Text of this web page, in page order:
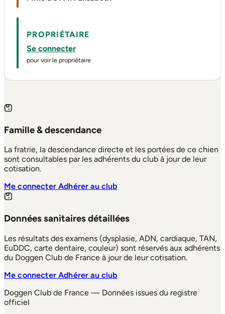
PROPRIÉTAIRE
Se connecter
pour voir le propriétaire
Famille & descendance
La fratrie, la descendance directe et les portées de ce chien
sont consultables par les adhérents du club à jour de leur
cotisation.
Me connecterAdhérer au club
Données sanitaires détaillées
Les résultats des examens (dysplasie, ADN, cardiaque, TAN,
EuDDC, carte dentaire, couleur) sont réservés aux adhérents
du Doggen Club de France à jour de leur cotisation.
Me connecterAdhérer au club
Doggen Club de France — Données issues du registre
officiel